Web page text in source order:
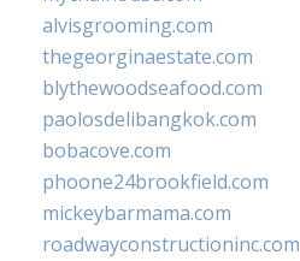
alvisgrooming.com
thegeorginaestate.com
blythewoodseafood.com
paolosdelibangkok.com
bobacove.com
phoone24brookfield.com
mickeybarmama.com
roadwayconstructioninc.com